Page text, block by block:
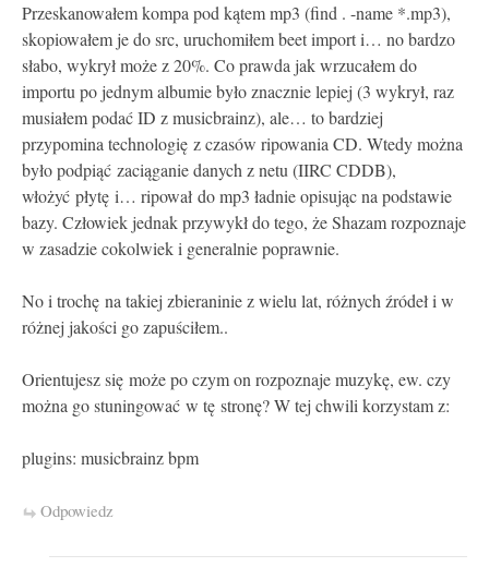
Przeskanowałem kompa pod kątem mp3 (find . -name *.mp3),
skopiowałem je do src, uruchomiłem beet import i… no bardzo
słabo, wykrył może z 20%. Co prawda jak wrzucałem do
importu po jednym albumie było znacznie lepiej (3 wykrył, raz
musiałem podać ID z musicbrainz), ale… to bardziej
przypomina technologię z czasów ripowania CD. Wtedy można
było podpiąć zaciąganie danych z netu (IIRC CDDB),
włożyć płytę i… ripował do mp3 ładnie opisując na podstawie
bazy. Człowiek jednak przywykł do tego, że Shazam rozpoznaje
w zasadzie cokolwiek i generalnie poprawnie.
No i trochę na takiej zbieraninie z wielu lat, różnych źródeł i w
różnej jakości go zapuściłem..
Orientujesz się może po czym on rozpoznaje muzykę, ew. czy
można go stuningować w tę stronę? W tej chwili korzystam z:
plugins: musicbrainz bpm
Odpowiedz